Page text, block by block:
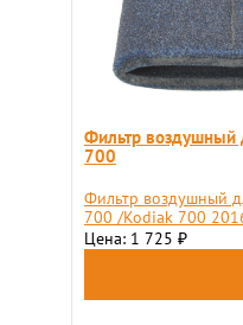
Фильтр воздушный
700
Фильтр воздушный
700 /Kodiak 700
Цена: 1 725 ₽